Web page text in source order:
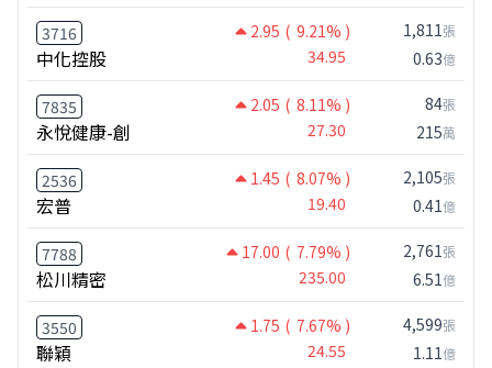
3716 2.95 ( 9.21% )
中化控股 34.95
1,811張
0.63億
7835 2.05 ( 8.11% )
永悅健康-創 27.30
84張
215萬
2536 1.45 ( 8.07% )
宏普 19.40
2,105張
0.41億
7788 17.00 ( 7.79% )
松川精密 235.00
2,761張
6.51億
3550 1.75 ( 7.67% )
聯穎 24.55
4,599張
1.11億